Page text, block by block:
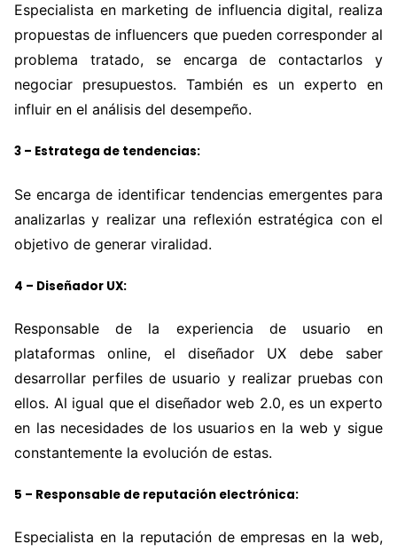
Especialista en marketing de influencia digital, realiza
propuestas de influencers que pueden corresponder al
problema tratado, se encarga de contactarlos y
negociar presupuestos. También es un experto en
influir en el análisis del desempeño.
3 – Estratega de tendencias:
Se encarga de identificar tendencias emergentes para
analizarlas y realizar una reflexión estratégica con el
objetivo de generar viralidad.
4 – Diseñador UX:
Responsable de la experiencia de usuario en
plataformas online, el diseñador UX debe saber
desarrollar perfiles de usuario y realizar pruebas con
ellos. Al igual que el diseñador web 2.0, es un experto
en las necesidades de los usuarios en la web y sigue
constantemente la evolución de estas.
5 – Responsable de reputación electrónica:
Especialista en la reputación de empresas en la web,